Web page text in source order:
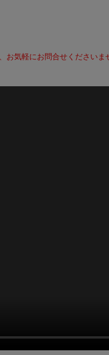
気軽にお問合せくださいま